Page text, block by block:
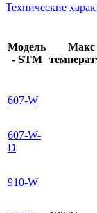
Технические
Модель
- STM
Макс
607-W
607-W-
D
910-W